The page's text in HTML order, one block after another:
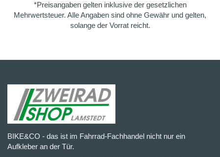
*Preisangaben gelten inklusive der gesetzlichen
Mehrwertsteuer. Alle Angaben sind ohne Gewähr und gelten,
solange der Vorrat reicht.
BIKE&CO - das ist im Fahrrad-Fachhandel nicht nur ein
Aufkleber an der Tür.